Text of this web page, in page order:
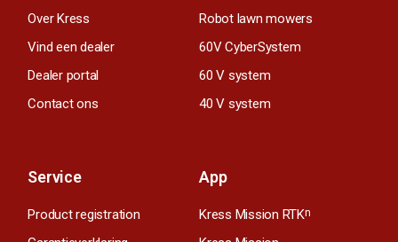
Over Kress
Vind een dealer
Dealer portal
Contact ons
Robot lawn mowers
60V CyberSystem
60 V system
40 V system
Service
Product registration
App
Kress Mission RTKn